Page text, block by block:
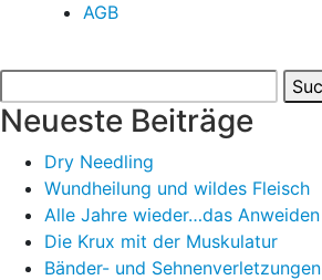
AGB
nach:
Neueste Beiträge
Dry Needling
Wundheilung und wildes Fleisch
Alle Jahre wieder…das Anweiden
Die Krux mit der Muskulatur
Bänder- und Sehnenverletzungen